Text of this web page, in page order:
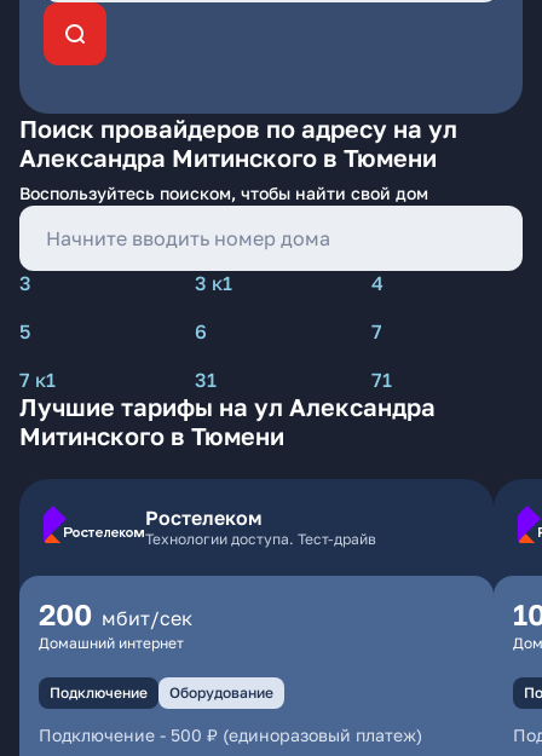
Поиск провайдеров по адресу на ул
Александра Митинского в Тюмени
Воспользуйтесь поиском, чтобы найти свой дом
3 3 к1
4
5
6
7
7 к1
31 71
Лучшие тарифы на ул Александра
Митинского в Тюмени
Ростелеком
Технологии доступа. Тест-драйв
200 мбит/сек
Домашний интернет
Подключение Оборудование
Подключение - 500 ₽ (единоразовый платеж)